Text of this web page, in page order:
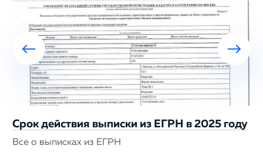
Срок действия выписки из ЕГРН в 2025 году
Все о выписках из ЕГРН